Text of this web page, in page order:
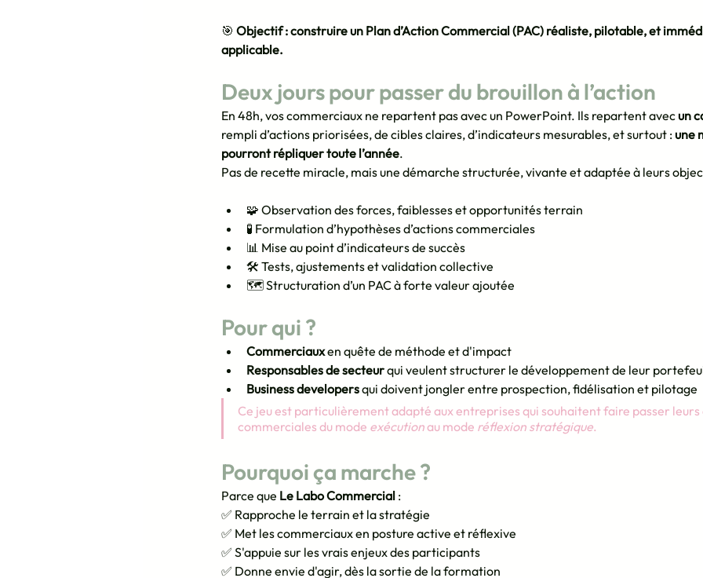
🎯 Objectif : construire un Plan d’Action Commercial (PAC) réaliste, pilotable, et
applicable.
Deux jours pour passer du brouillon à l’action
En 48h, vos commerciaux ne repartent pas avec un PowerPoint. Ils repartent avec un
rempli d’actions priorisées, de cibles claires, d’indicateurs mesurables, et surtout : une
pourront répliquer toute l’année.
Pas de recette miracle, mais une démarche structurée, vivante et adaptée à leurs
🧩 Observation des forces, faiblesses et opportunités terrain
🧪 Formulation d’hypothèses d’actions commerciales
📊 Mise au point d’indicateurs de succès
🛠️ Tests, ajustements et validation collective
🗺️ Structuration d’un PAC à forte valeur ajoutée
Pour qui ?
Commerciaux en quête de méthode et d'impact
Responsables de secteur qui veulent structurer le développement de leur
Business developers qui doivent jongler entre prospection, fidélisation et pilotage
Ce jeu est particulièrement adapté aux entreprises qui souhaitent faire passer leurs
commerciales du mode exécution au mode réflexion stratégique.
Pourquoi ça marche ?
Parce que Le Labo Commercial :
✅ Rapproche le terrain et la stratégie
✅ Met les commerciaux en posture active et réflexive
✅ S'appuie sur les vrais enjeux des participants
✅ Donne envie d'agir, dès la sortie de la formation